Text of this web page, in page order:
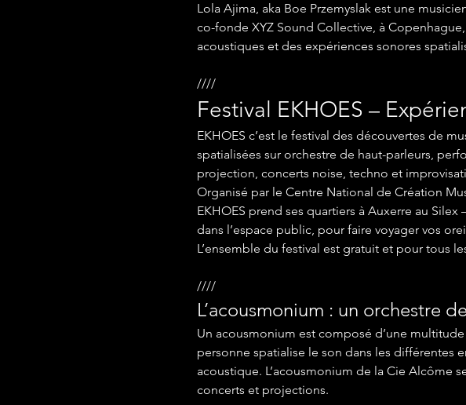
Lola Ajima, aka Boe Przemyslak est une
co-fonde XYZ Sound Collective, à
acoustiques et des expériences sonores
////
Festival EKHOES –
EKHOES c’est le festival des découvertes de
spatialisées sur orchestre de haut-parleurs,
projection, concerts noise, techno et
Organisé par le Centre National de Création
EKHOES prend ses quartiers à Auxerre au
dans l’espace public, pour faire voyager vos
L’ensemble du festival est gratuit et pour tous
////
L’acousmonium : un orchestre
Un acousmonium est composé d’une
personne spatialise le son dans les différentes
acoustique. L’acousmonium de la Cie Alcôme
concerts et projections.